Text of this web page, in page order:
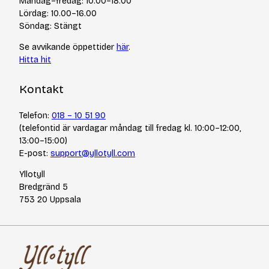
Integritetspolicy
Varumärken
Jobba hos oss
Lördag: 10.00–16.00
Söndag: Stängt
Se avvikande öppettider här.
Hitta hit
Kontakt
Telefon: 018 – 10 51 90
(telefontid är vardagar måndag till fredag kl. 10:00–12:00,
13:00–15:00)
E-post: support@yllotyll.com
Yllotyll
Bredgränd 5
753 20 Uppsala